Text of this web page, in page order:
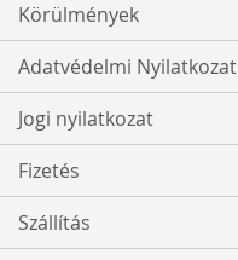
Körülmények
Adatvédelmi Nyilatkozat
Jogi nyilatkozat
Fizetés
Szállítás